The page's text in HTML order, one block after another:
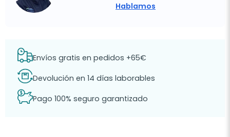
Hablamos
Envíos gratis en pedidos +65€
Devolución en 14 días laborables
Pago 100% seguro garantizado